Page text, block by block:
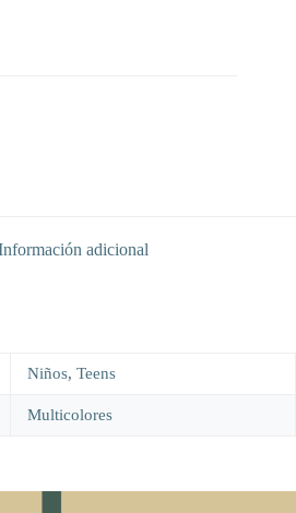
adicional
Niños, Teens
Multicolores